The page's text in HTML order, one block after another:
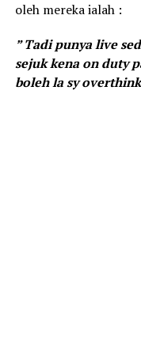
oleh mereka ialah :
” Tadi punya live
sejuk kena on duty
boleh la sy